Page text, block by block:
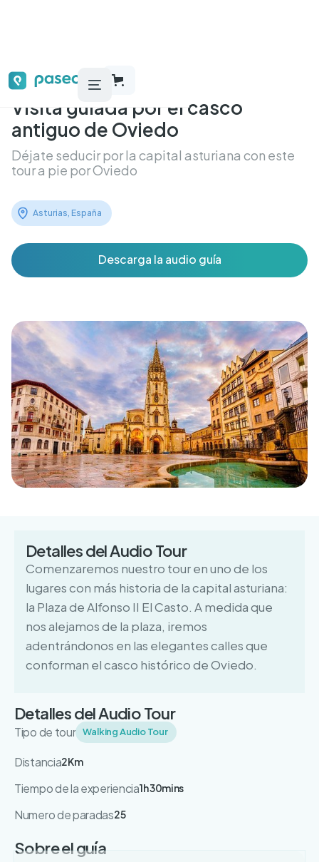
Visita guiada por el casco
antiguo de Oviedo
Déjate seducir por la capital asturiana con este
tour a pie por Oviedo
Asturias, España
Descarga la audio guía
Detalles del Audio Tour
Comenzaremos nuestro tour en uno de los
lugares con más historia de la capital asturiana:
la Plaza de Alfonso II El Casto. A medida que
nos alejamos de la plaza, iremos
adentrándonos en las elegantes calles que
conforman el casco histórico de Oviedo.
Detalles del Audio Tour
Tipo de tour Walking Audio Tour
Distancia2Km
Tiempo de la experiencia1h 30mins
Numero de paradas25
Sobre el guía